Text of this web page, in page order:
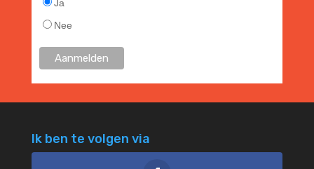
Ja
Nee
Ik ben te volgen via